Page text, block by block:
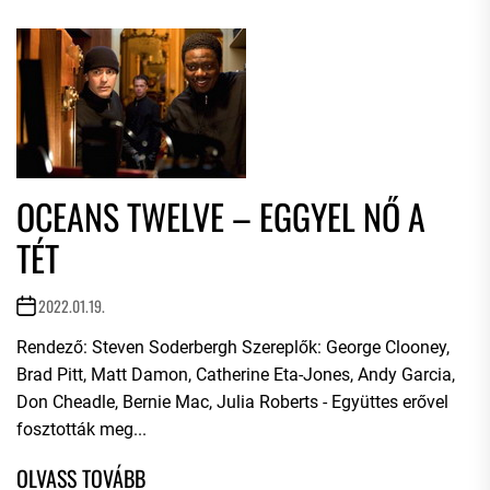
OCEANS TWELVE – EGGYEL NŐ A
TÉT
2022.01.19.
Rendező: Steven Soderbergh Szereplők: George Clooney,
Brad Pitt, Matt Damon, Catherine Eta-Jones, Andy Garcia,
Don Cheadle, Bernie Mac, Julia Roberts - Együttes erővel
fosztották meg...